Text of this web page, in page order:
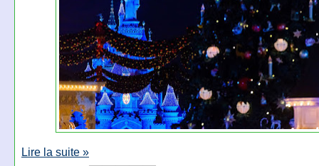
Lire la suite »